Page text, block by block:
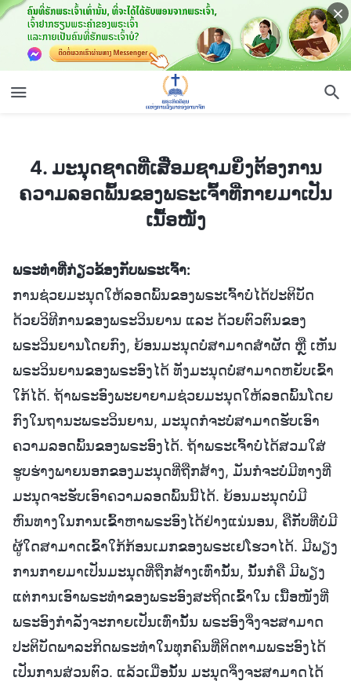
4. ມະນຸດຊາດທີ່ເສື່ອມຊາມຍິ່ງຕ້ອງການ
ຄວາມລອດພົ້ນຂອງພຣະເຈົ້າທີ່ກາຍມາເປັນ
ເນື້ອໜັງ
ພຣະທຳທີ່ກ່ຽວຂ້ອງກັບພຣະເຈົ້າ:
ການຊ່ວຍມະນຸດໃຫ້ລອດພົ້ນຂອງພຣະເຈົ້າບໍ່ໄດ້ປະຕິບັດ
ດ້ວຍວິທີການຂອງພຣະວິນຍານ ແລະ ດ້ວຍຕົວຕົນຂອງ
ພຣະວິນຍານໂດຍກົງ, ຍ້ອນມະນຸດບໍ່ສາມາດສຳຜັດ ຫຼື ເຫັນ
ພຣະວິນຍານຂອງພຣະອົງໄດ້ ທັງມະນຸດບໍ່ສາມາດຫຍັບເຂົ້າ
ໃກ້ໄດ້. ຖ້າພຣະອົງພະຍາຍາມຊ່ວຍມະນຸດໃຫ້ລອດພົ້ນໂດຍ
ກົງໃນຖານະພຣະວິນຍານ, ມະນຸດກໍຈະບໍ່ສາມາດຮັບເອົາ
ຄວາມລອດພົ້ນຂອງພຣະອົງໄດ້. ຖ້າພຣະເຈົ້າບໍ່ໄດ້ສວມໃສ່
ຮູບຮ່າງພາຍນອກຂອງມະນຸດທີ່ຖືກສ້າງ, ມັນກໍຈະບໍ່ມີທາງທີ່
ມະນຸດຈະຮັບເອົາຄວາມລອດພົ້ນນີ້ໄດ້. ຍ້ອນມະນຸດບໍ່ມີ
ຫົນທາງໃນການເຂົ້າຫາພຣະອົງໄດ້ຢ່າງແນ່ນອນ, ຄືກັບທີ່ບໍ່ມີ
ຜູ້ໃດສາມາດເຂົ້າໃກ້ກ້ອນເມກຂອງພຣະເຢໂຮວາໄດ້. ມີພຽງ
ການກາຍມາເປັນມະນຸດທີ່ຖືກສ້າງເທົ່ານັ້ນ, ນັ້ນກໍຄື ມີພຽງ
ແຕ່ການເອົາພຣະທຳຂອງພຣະອົງສະຖິດເຂົ້າໃນ ເນື້ອໜັງທີ່
ພຣະອົງກຳລັງຈະກາຍເປັນເທົ່ານັ້ນ ພຣະອົງຈຶ່ງຈະສາມາດ
ປະຕິບັດພາລະກິດພຣະທຳໃນທຸກຄົນທີ່ຕິດຕາມພຣະອົງໄດ້
ເປັນການສ່ວນຕົວ. ແລ້ວເມື່ອນັ້ນ ມະນຸດຈຶ່ງຈະສາມາດໄດ້